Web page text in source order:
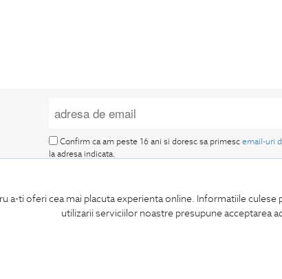
a-ti oferi cea mai placuta experienta online. Informatiile
utilizarii serviciilor noastre presupune acceptarea
Confirm ca am peste 16 ani si doresc sa primescemail-uri
la adresa indicata.